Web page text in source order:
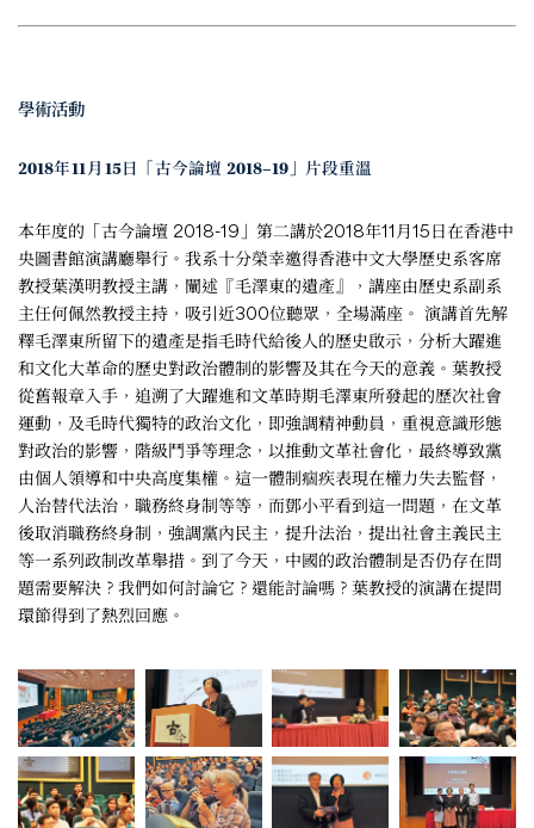
學術活動
2018年11月15日「古今論壇 2018–19」片段重溫
本年度的「古今論壇 2018-19」第二講於2018年11月15日在香港中
央圖書館演講廳舉行。我系十分榮幸邀得香港中文大學歷史系客席
教授葉漢明教授主講，闡述『毛澤東的遺產』，講座由歷史系副系
主任何佩然教授主持，吸引近300位聽眾，全場滿座。 演講首先解
釋毛澤東所留下的遺產是指毛時代給後人的歷史啟示，分析大躍進
和文化大革命的歷史對政治體制的影響及其在今天的意義。葉教授
從舊報章入手，追溯了大躍進和文革時期毛澤東所發起的歷次社會
運動，及毛時代獨特的政治文化，即強調精神動員，重視意識形態
對政治的影響，階級鬥爭等理念，以推動文革社會化，最終導致黨
由個人領導和中央高度集權。這一體制痼疾表現在權力失去監督，
人治替代法治，職務終身制等等，而鄧小平看到這一問題，在文革
後取消職務終身制，強調黨內民主，提升法治，提出社會主義民主
等一系列政制改革舉措。到了今天，中國的政治體制是否仍存在問
題需要解決？我們如何討論它？還能討論嗎？葉教授的演講在提問
環節得到了熱烈回應。